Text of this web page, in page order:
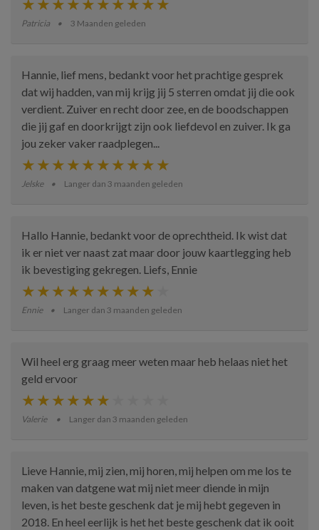
Patricia 3 Maanden geleden
Hannie, lief mens, bedankt voor het prachtige gesprek
dat wij hadden, van mij krijg jij 5 sterren omdat jij die ook
verdient. Zuiver en recht door zee, en de boodschappen
die jij gaf en doorkrijgt zijn ook liefdevol en zuiver. Ik ga
jou zeker vaker raadplegen...
Jelske Langer dan 3 maanden geleden
Hallo Hannie, bedankt voor de oprechtheid. Ik wist dat
ik er niet ver naast zat maar door jouw kaartlegging heb
ik bevestiging gekregen. Liefs, Ennie
Ennie Langer dan 3 maanden geleden
Wil heel erg graag meer weten maar heb helaas niet het
geld ervoor
Valerie Langer dan 3 maanden geleden
Lieve Hannie, mij zien, mij horen, mij helpen om me los te
maken van datgene wat mij niet meer diende in mijn
leven, is het beste geschenk dat je mij hebt gegeven in
2018. En heel eerlijk is het het beste geschenk dat ik ooit